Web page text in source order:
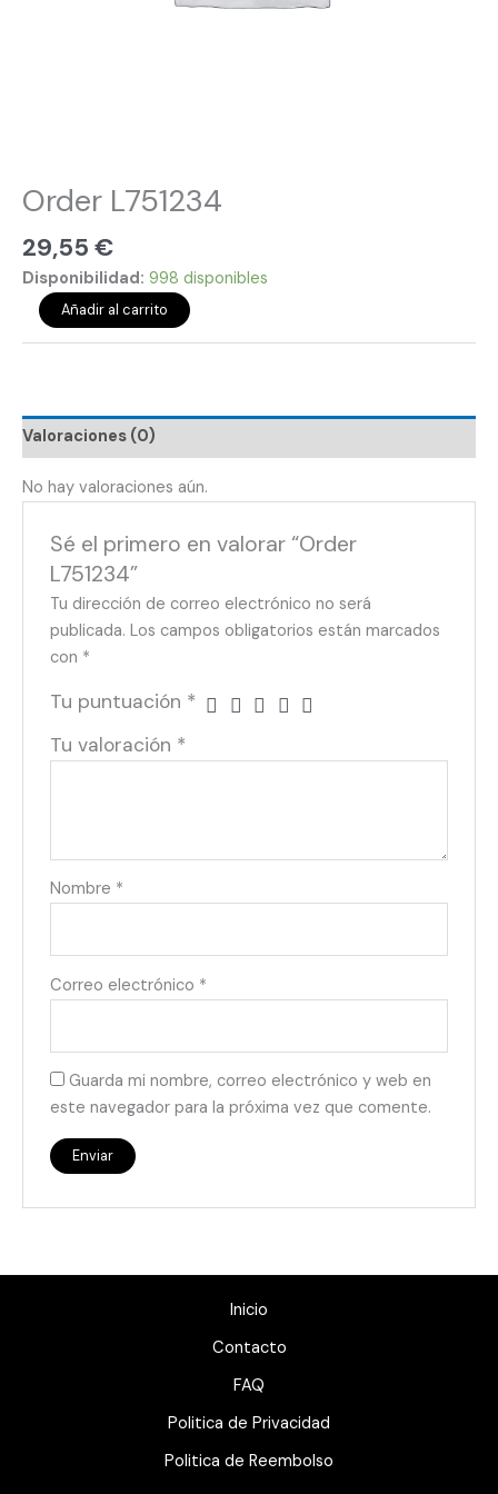
Order L751234
29,55 €
Disponibilidad: 998 disponibles
Añadir al carrito
Valoraciones (0)
No hay valoraciones aún.
Sé el primero en valorar “Order
L751234”
Tu dirección de correo electrónico no será
publicada. Los campos obligatorios están marcados
con *
Tu puntuación *
Tu valoración *
Nombre *
Correo electrónico *
Guarda mi nombre, correo electrónico y web en
este navegador para la próxima vez que comente.
Inicio
Contacto
FAQ
Politica de Privacidad
Politica de Reembolso